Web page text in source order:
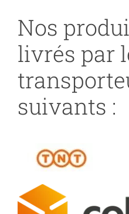
Nos
livrés par
suivants :